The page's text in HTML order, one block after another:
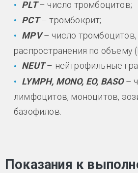
PLT– число тромбоцитов;
PCT– тромбокрит;
MPV– число
распространения по объему
NEUT– нейтрофильные
LYMPH, MONO, EO, BASO–
лимфоцитов, моноцитов,
базофилов.
Показания к